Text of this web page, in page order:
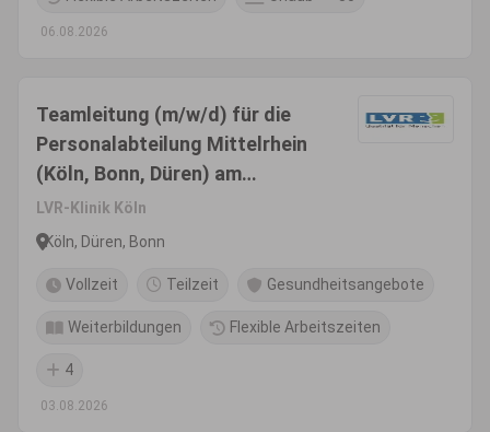
06.08.2026
Teamleitung (m/w/d) für die
Personalabteilung Mittelrhein
(Köln, Bonn, Düren) am
Standort Düren
LVR-Klinik Köln
Köln, Düren, Bonn
Vollzeit Teilzeit Gesundheitsangebote
Weiterbildungen Flexible Arbeitszeiten
4
03.08.2026